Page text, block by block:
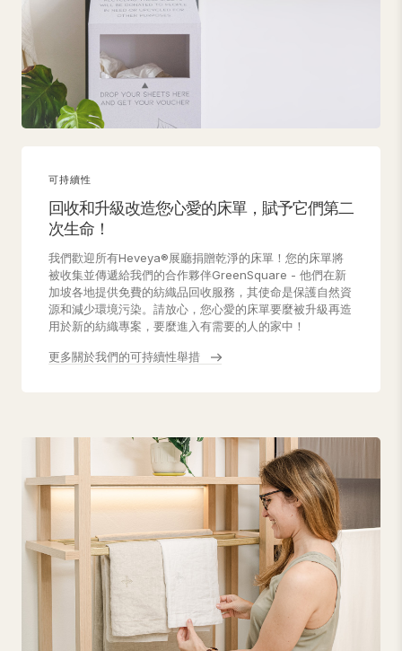
可持續性
回收和升級改造您心愛的床單，賦予它們第二
次生命！
我們歡迎所有Heveya®展廳捐贈乾淨的床單！您的床單將
被收集並傳遞給我們的合作夥伴GreenSquare - 他們在新
加坡各地提供免費的紡織品回收服務，其使命是保護自然資
源和減少環境污染。請放心，您心愛的床單要麼被升級再造
用於新的紡織專案，要麼進入有需要的人的家中！
更多關於我們的可持續性舉措